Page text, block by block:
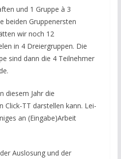
und 1 Gruppe à 3
beiden Gruppenersten
wir noch 12
in 4 Dreiergruppen. Die
sind dann die 4 Teilnehmer
diesem Jahr die
Click-TT darstellen kann. Lei-
an (Eingabe)Arbeit
Auslosung und der